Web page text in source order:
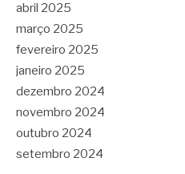
abril 2025
março 2025
fevereiro 2025
janeiro 2025
dezembro 2024
novembro 2024
outubro 2024
setembro 2024